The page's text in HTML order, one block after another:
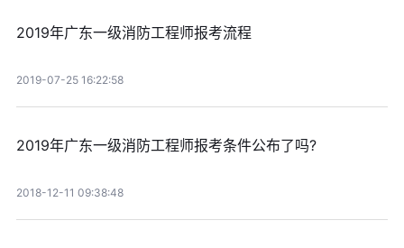
2019年广东一级消防工程师报考流程
2019-07-25 16:22:58
2019年广东一级消防工程师报考条件公布了吗?
2018-12-11 09:38:48